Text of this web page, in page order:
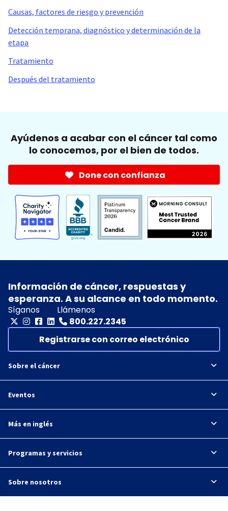
Causas, factores de riesgo y prevención
Detección temprana, diagnóstico y determinación de la
etapa
Tratamiento
Después del tratamiento
Ayúdenos a acabar con el cáncer tal como
lo conocemos, por el bien de todos.
Done con confianza
Información de cáncer, respuestas y
esperanza. A su alcance en todo momento.
Síganos
Llámenos
800.227.2345
Registrarse con correo electrónico
Sobre el cáncer
Eventos
Más en inglés
Programas y servicios
Sobre nosotros